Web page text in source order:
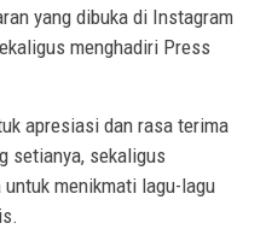
yang dibuka di Instagram
menghadiri Press
apresiasi dan rasa terima
setianya, sekaligus
menikmati lagu-lagu